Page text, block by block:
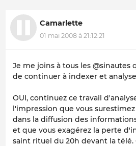
Camarlette
01 mai 2008 à 21:12:21
Je me joins à tous les @sinautes
de continuer à indexer et
OUI, continuez ce travail
l'impression que vous
dans la diffusion des
et que vous exagérez la perte
saint rituel du 20h devant la télé.